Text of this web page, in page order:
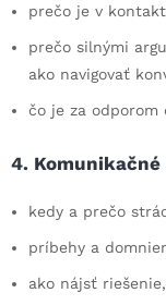
prečo je v
prečo silnými
ako navigovať
čo je za
4. Komunikačné
kedy a prečo
príbehy a
ako nájsť